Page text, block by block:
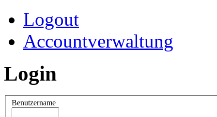
Logout
Accountverwaltung
Login
Benutzername